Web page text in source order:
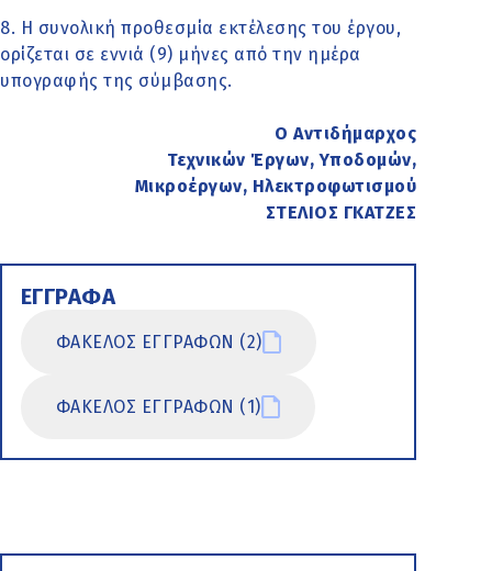
8. Η συνολική προθεσμία εκτέλεσης του έργου,
ορίζεται σε εννιά (9) μήνες από την ημέρα
υπογραφής της σύμβασης.
Ο Αντιδήμαρχος
Τεχνικών Έργων, Υποδομών,
Μικροέργων, Ηλεκτροφωτισμού
ΣΤΕΛΙΟΣ ΓΚΑΤΖΕΣ
ΕΓΓΡΑΦΑ
ΦΑΚΕΛΟΣ ΕΓΓΡΑΦΩΝ (2)
ΦΑΚΕΛΟΣ ΕΓΓΡΑΦΩΝ (1)